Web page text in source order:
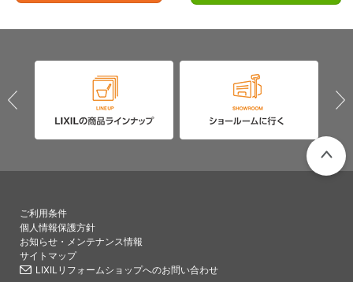
ご利用条件
個人情報保護方針
お知らせ・メンテナンス情報
サイトマップ
LIXILリフォームショップへのお問い合わせ